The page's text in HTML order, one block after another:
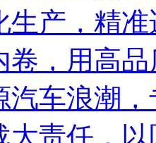
生产，精
卷，用高
汽车浪潮
大责任，